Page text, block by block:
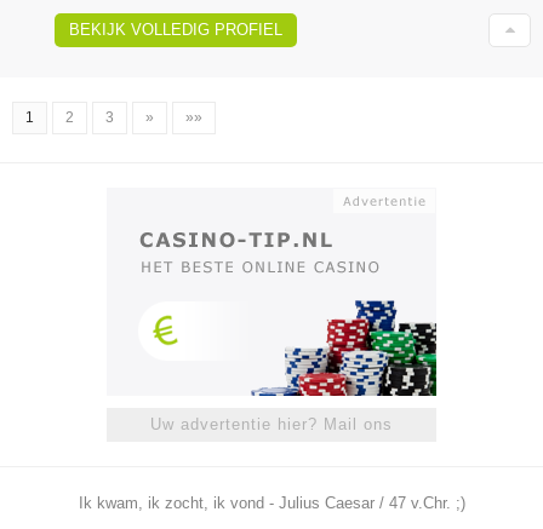
BEKIJK VOLLEDIG PROFIEL
1 2 3 » »»
Uw advertentie hier? Mail ons
Ik kwam, ik zocht, ik vond - Julius Caesar / 47 v.Chr. ;)